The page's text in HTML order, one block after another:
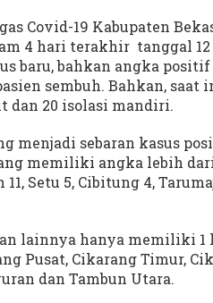
Covid-19 Kabupaten
4 hari terakhir tanggal 12
baru, bahkan angka
sembuh. Bahkan, saat
dan 20 isolasi mandiri.
menjadi sebaran kasus
memiliki angka lebih
Setu 5, Cibitung 4,
lainnya hanya memiliki 1
Pusat, Cikarang Timur,
dan Tambun Utara.